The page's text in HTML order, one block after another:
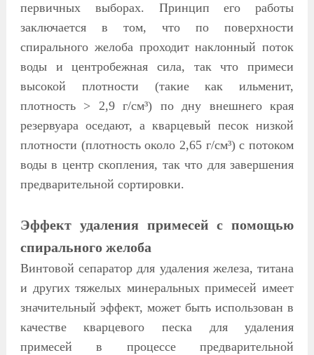
первичных выборах. Принцип его работы
заключается в том, что по поверхности
спирального желоба проходит наклонный поток
воды и центробежная сила, так что примеси
высокой плотности (такие как ильменит,
плотность > 2,9 г/см³) по дну внешнего края
резервуара оседают, а кварцевый песок низкой
плотности (плотность около 2,65 г/см³) с потоком
воды в центр скопления, так что для завершения
предварительной сортировки.
Эффект удаления примесей с помощью
спирального желоба
Винтовой сепаратор для удаления железа, титана
и других тяжелых минеральных примесей имеет
значительный эффект, может быть использован в
качестве кварцевого песка для удаления
примесей в процессе предварительной